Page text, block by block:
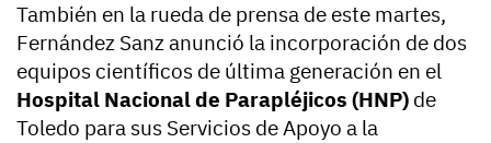
También en la rueda de prensa de este martes,
Fernández Sanz anunció la incorporación de dos
equipos científicos de última generación en el
Hospital Nacional de Parapléjicos (HNP) de
Toledo para sus Servicios de Apoyo a la